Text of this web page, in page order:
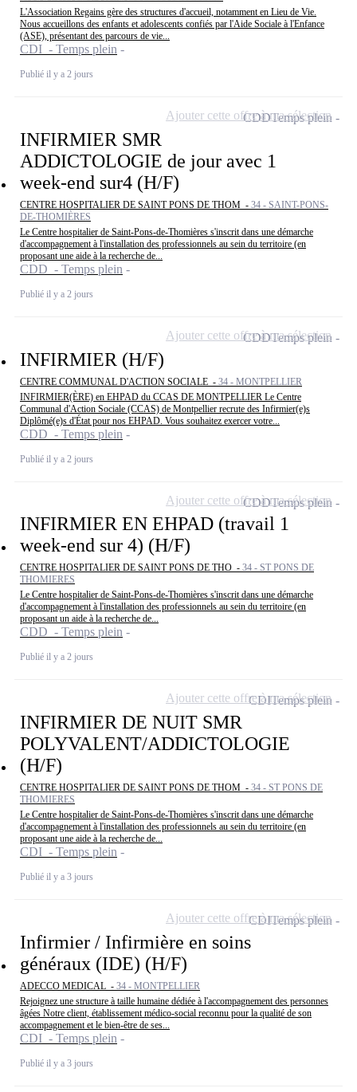
L'Association Regains gère des structures d'accueil, notamment en Lieu de Vie.
Nous accueillons des enfants et adolescents confiés par l'Aide Sociale à l'Enfance
(ASE), présentant des parcours de vie...
CDI - Temps plein
Publié il y a 2 jours
INFIRMIER SMR
ADDICTOLOGIE de jour avec 1
week-end sur4 (H/F)
CENTRE HOSPITALIER DE SAINT PONS DE THOM - 34 - SAINT-PONS-
DE-THOMIÈRES
Le Centre hospitalier de Saint-Pons-de-Thomières s'inscrit dans une démarche
d'accompagnement à l'installation des professionnels au sein du territoire (en
proposant une aide à la recherche de...
CDD - Temps plein
Publié il y a 2 jours
CDDTemps plein
Ajouter cette offre à ma sélection
INFIRMIER (H/F)
CENTRE COMMUNAL D'ACTION SOCIALE - 34 - MONTPELLIER
INFIRMIER(ÈRE) en EHPAD du CCAS DE MONTPELLIER Le Centre
Communal d'Action Sociale (CCAS) de Montpellier recrute des Infirmier(e)s
Diplômé(e)s d'État pour nos EHPAD. Vous souhaitez exercer votre...
CDD - Temps plein
Publié il y a 2 jours
CDDTemps plein
Ajouter cette offre à ma sélection
INFIRMIER EN EHPAD (travail 1
week-end sur 4) (H/F)
CENTRE HOSPITALIER DE SAINT PONS DE THO - 34 - ST PONS DE
THOMIERES
Le Centre hospitalier de Saint-Pons-de-Thomières s'inscrit dans une démarche
d'accompagnement à l'installation des professionnels au sein du territoire (en
proposant un aide à la recherche de...
CDD - Temps plein
Publié il y a 2 jours
CDDTemps plein
Ajouter cette offre à ma sélection
INFIRMIER DE NUIT SMR
POLYVALENT/ADDICTOLOGIE
(H/F)
CENTRE HOSPITALIER DE SAINT PONS DE THOM - 34 - ST PONS DE
THOMIERES
Le Centre hospitalier de Saint-Pons-de-Thomières s'inscrit dans une démarche
d'accompagnement à l'installation des professionnels au sein du territoire (en
proposant une aide à la recherche de...
CDI - Temps plein
Publié il y a 3 jours
CDITemps plein
Ajouter cette offre à ma sélection
Infirmier / Infirmière en soins
généraux (IDE) (H/F)
ADECCO MEDICAL - 34 - MONTPELLIER
Rejoignez une structure à taille humaine dédiée à l'accompagnement des personnes
âgées Notre client, établissement médico-social reconnu pour la qualité de son
accompagnement et le bien-être de ses...
CDI - Temps plein
Publié il y a 3 jours
CDITemps plein
Ajouter cette offre à ma sélection